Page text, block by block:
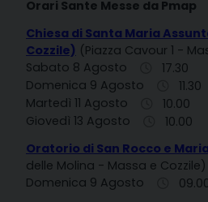
Orari Sante Messe da Pmap
Chiesa di Santa Maria
Cozzile) (Piazza Cavour 1 -
Sabato 8 Agosto
17.30
Domenica 9 Agosto
11.30
Martedì 11 Agosto
10.00
Giovedì 13 Agosto
10.00
Oratorio di San Rocco e
delle Molina - Massa e Cozzile)
Domenica 9 Agosto